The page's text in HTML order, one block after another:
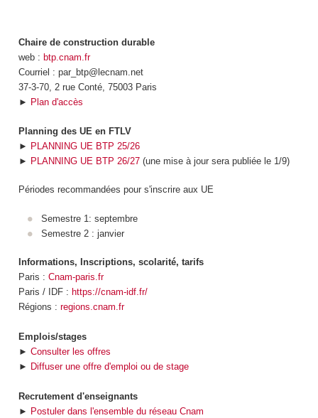
Chaire de construction durable
web : btp.cnam.fr
Courriel : par_btp@lecnam.net
37-3-70, 2 rue Conté, 75003 Paris
► Plan d'accès
Planning des UE en FTLV
► PLANNING UE BTP 25/26
► PLANNING UE BTP 26/27(une mise à jour sera publiée le 1/9)
Périodes recommandées pour s'inscrire aux UE
Semestre 1: septembre
Semestre 2 : janvier
Informations, Inscriptions, scolarité, tarifs
Paris : Cnam-paris.fr
Paris / IDF : https://cnam-idf.fr/
Régions : regions.cnam.fr
Emplois/stages
► Consulter les offres
► Diffuser une offre d'emploi ou de stage
Recrutement d'enseignants
► Postuler dans l'ensemble du réseau Cnam